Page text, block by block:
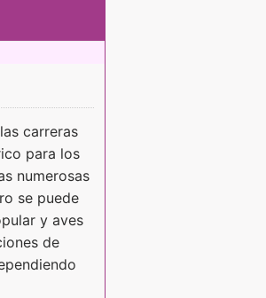
carreras
para los
numerosas
se puede
y aves
de